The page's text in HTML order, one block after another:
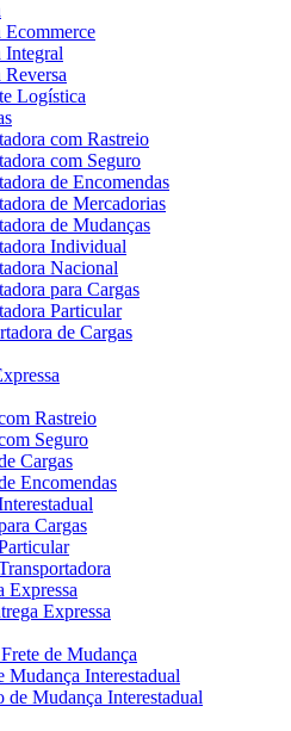
Ecommerce
Integral
Logística
com Rastreio
com Seguro
de Encomendas
de Mercadorias
de Mudanças
Individual
Nacional
para Cargas
Particular
de Cargas
Rastreio
Seguro
Cargas
Encomendas
Cargas
Expressa
Expressa
de Mudança
Mudança Interestadual
de Mudança Interestadual